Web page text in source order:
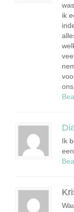
ik
Ik